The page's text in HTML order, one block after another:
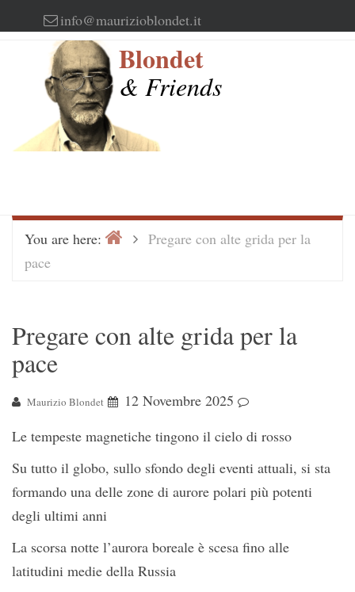
to
info@maurizioblondet.it
Blondet
& Friends
You are here: HomePregare con alte grida per la
pace
Pregare con alte grida per la
pace
Maurizio Blondet
12 Novembre 2025
Le tempeste magnetiche tingono il cielo di rosso
Su tutto il globo, sullo sfondo degli eventi attuali, si sta
formando una delle zone di aurore polari più potenti
degli ultimi anni
La scorsa notte l’aurora boreale è scesa fino alle
latitudini medie della Russia